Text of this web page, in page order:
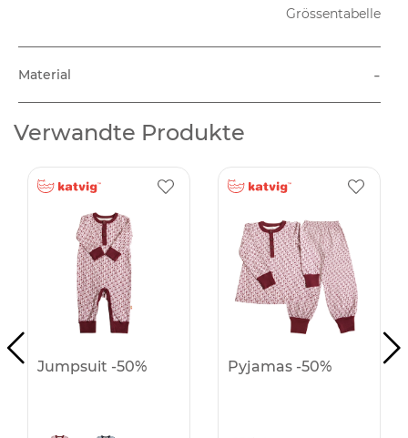
Grössentabelle
Material -
Verwandte Produkte
Jumpsuit -50% Pyjamas -50%